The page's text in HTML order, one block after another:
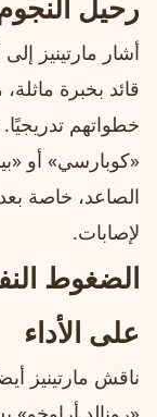
أشار مارتينيز
قائد بخبرة
خطواتهم
«كوبارسي» أو
الصاعد، خاصة
لإصابات.
الضغوط
على الأداء
ناقش مارتينيز